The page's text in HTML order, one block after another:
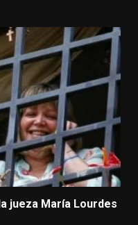
jueza María Lourdes